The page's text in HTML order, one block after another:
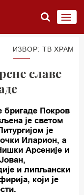
ИЗВОР: TВ ХРАМ
славе
бригаде Покров
је светом
је
Иларион, а
Арсеније и
и липљански
који је